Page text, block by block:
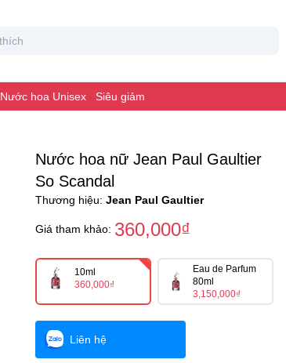
Nước hoa Unisex Siêu giảm
Nước hoa nữ Jean Paul Gaultier
So Scandal
Thương hiệu: Jean Paul Gaultier
Giá tham khảo: 360,000₫
10ml
360,000₫
Eau de Parfum
80ml
3,150,000₫
Liên hệ